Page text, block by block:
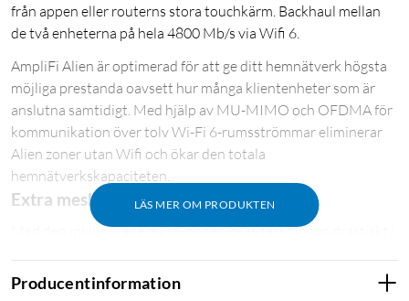
från appen eller routerns stora touchkärm. Backhaul mellan
de två enheterna på hela 4800 Mb/s via Wifi 6.
LÄS MER OM PRODUKTEN
AmpliFi Alien är optimerad för att ge ditt hemnätverk högsta
möjliga prestanda oavsett hur många klientenheter som är
anslutna samtidigt. Med hjälp av MU-MIMO och OFDMA för
kommunikation över tolv Wi-Fi 6-rumsströmmar eliminerar
Alien zoner utan Wifi och ökar den totala
hemnätverkskapaciteten.
Extra mesh-nod
Med den inkluderade mesh-noden ökas täckningen drastiskt i
kommunicerar trådlöst via separat Backhaul-band som endast
Producentinformation